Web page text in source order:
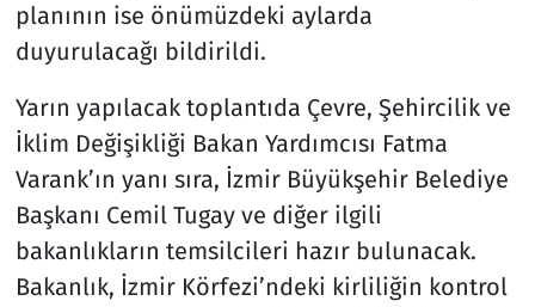
planının ise önümüzdeki aylarda
duyurulacağı bildirildi.
Yarın yapılacak toplantıda Çevre, Şehircilik ve
İklim Değişikliği Bakan Yardımcısı Fatma
Varank’ın yanı sıra, İzmir Büyükşehir Belediye
Başkanı Cemil Tugay ve diğer ilgili
bakanlıkların temsilcileri hazır bulunacak.
Bakanlık, İzmir Körfezi’ndeki kirliliğin kontrol